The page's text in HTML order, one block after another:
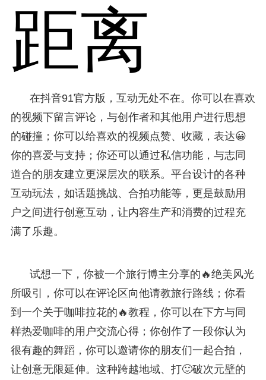
距离
在抖音91官方版，互动无处不在。你可以在喜欢
的视频下留言评论，与创作者和其他用户进行思想
的碰撞；你可以给喜欢的视频点赞、收藏，表达😀
你的喜爱与支持；你还可以通过私信功能，与志同
道合的朋友建立更深层次的联系。平台设计的各种
互动玩法，如话题挑战、合拍功能等，更是鼓励用
户之间进行创意互动，让内容生产和消费的过程充
满了乐趣。
试想一下，你被一个旅行博主分享的🔥绝美风光
所吸引，你可以在评论区向他请教旅行路线；你看
到一个关于咖啡拉花的🔥教程，你可以在下方与同
样热爱咖啡的用户交流心得；你创作了一段你认为
很有趣的舞蹈，你可以邀请你的朋友们一起合拍，
让创意无限延伸。这种跨越地域、打🙂破次元壁的